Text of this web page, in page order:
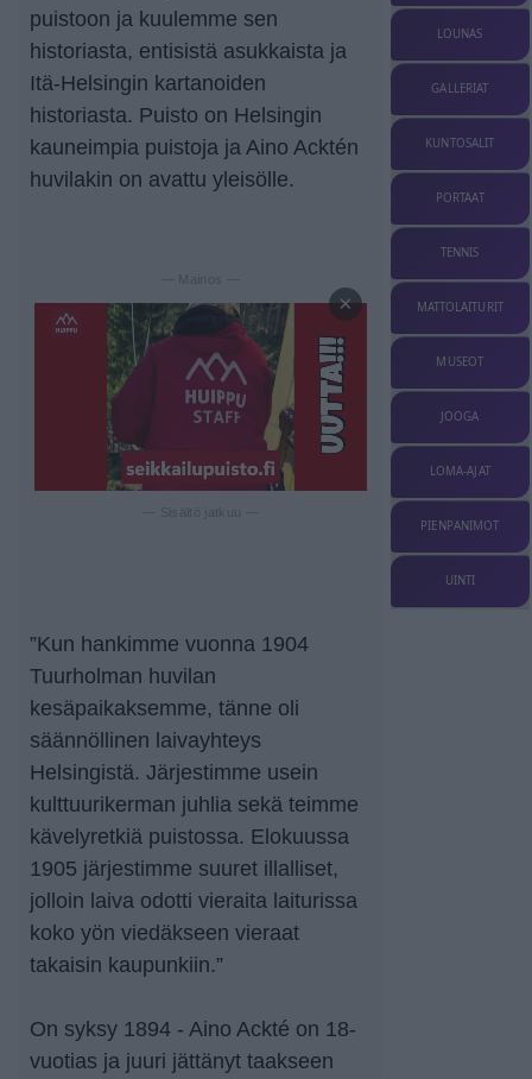
puistoon ja kuulemme sen
historiasta, entisistä asukkaista ja
Itä-Helsingin kartanoiden
historiasta. Puisto on Helsingin
kauneimpia puistoja ja Aino Acktén
huvilakin on avattu yleisölle.
— Mainos —
×
”Kun hankimme vuonna 1904
Tuurholman huvilan
kesäpaikaksemme, tänne oli
säännöllinen laivayhteys
Helsingistä. Järjestimme usein
kulttuurikerman juhlia sekä teimme
kävelyretkiä puistossa. Elokuussa
1905 järjestimme suuret illalliset,
jolloin laiva odotti vieraita laiturissa
koko yön viedäkseen vieraat
takaisin kaupunkiin.”
On syksy 1894 - Aino Ackté on 18-
vuotias ja juuri jättänyt taakseen
LOUNAS
GALLERIAT
KUNTOSALIT
PORTAAT
TENNIS
MATTOLAITURIT
MUSEOT
JOOGA
LOMA-AJAT
PIENPANIMOT
UINTI